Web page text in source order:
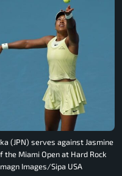
(JPN) serves against Jasmine
the Miami Open at Hard Rock
Images/Sipa USA